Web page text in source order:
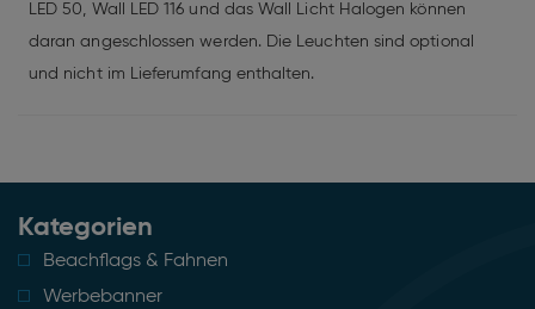
LED 50, Wall LED 116 und das Wall Licht Halogen können
daran angeschlossen werden. Die Leuchten sind optional
und nicht im Lieferumfang enthalten.
Kategorien
Beachflags & Fahnen
Werbebanner